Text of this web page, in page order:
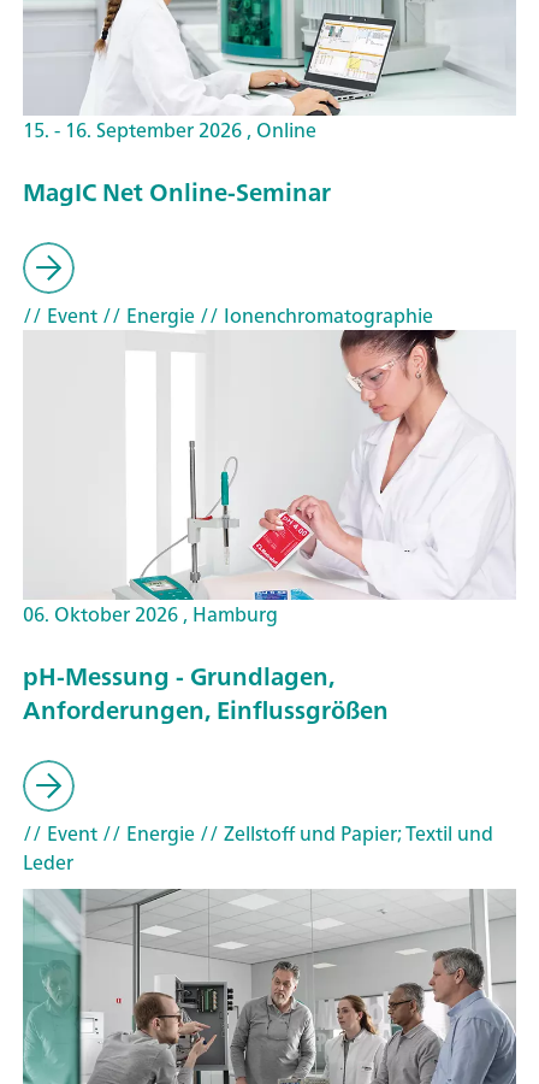
15. - 16. September 2026 , Online
MagIC Net Online-Seminar
// Event// Energie// Ionenchromatographie
06. Oktober 2026 , Hamburg
pH-Messung - Grundlagen,
Anforderungen, Einflussgrößen
// Event// Energie// Zellstoff und Papier; Textil und
Leder